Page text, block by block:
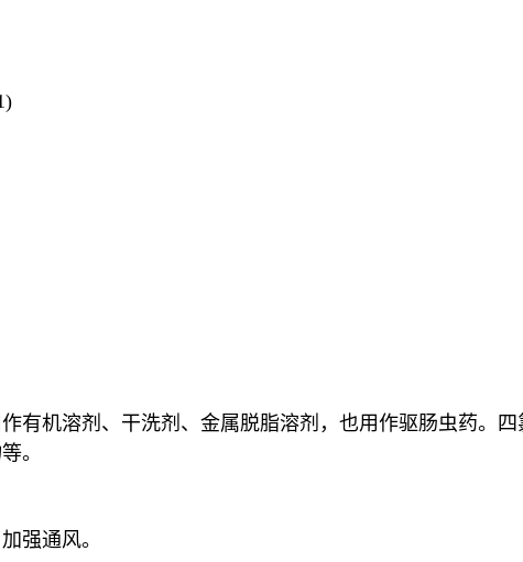
有机溶剂、干洗剂、金属脱脂溶剂，也用作驱肠虫药。
。
强通风。